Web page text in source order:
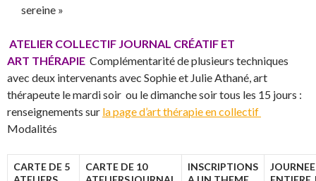
sereine »
ATELIER COLLECTIF JOURNAL CRÉATIF ET
ART THÉRAPIE Complémentarité de plusieurs techniques
avec deux intervenants avec Sophie et Julie Athané, art
thérapeute le mardi soir ou le dimanche soir tous les 15 jours :
renseignements sur la page d’art thérapie en collectif
Modalités
CARTE DE 5
CARTE DE 10
INSCRIPTIONS
JOURNEE